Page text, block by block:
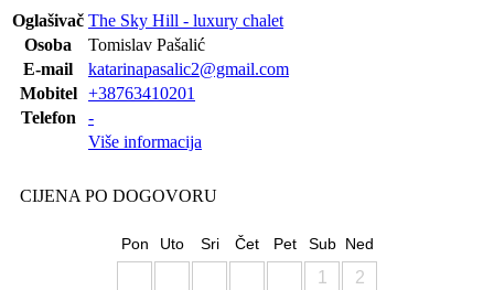
Oglašivač The Sky Hill - luxury chalet
Osoba
Tomislav Pašalić
E-mail
katarinapasalic2@gmail.com
Mobitel
+38763410201
Telefon
-
Više informacija
CIJENA PO DOGOVORU